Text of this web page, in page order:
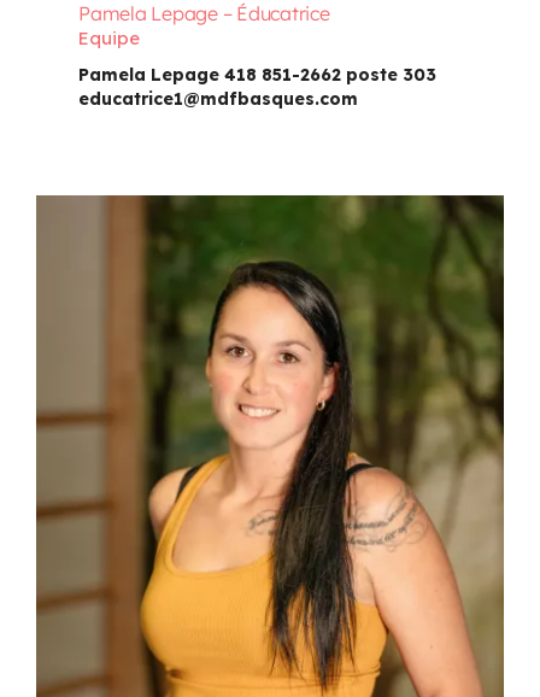
Pamela Lepage – Éducatrice
Equipe
Pamela Lepage 418 851-2662 poste 303
educatrice1@mdfbasques.com